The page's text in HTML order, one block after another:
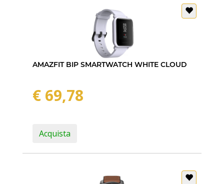
AMAZFIT BIP SMARTWATCH WHITE CLOUD
€ 69,78
Acquista